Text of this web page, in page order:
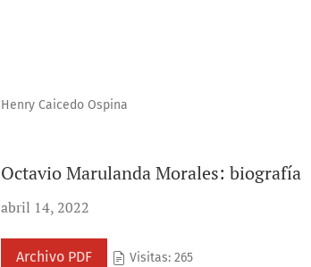
Henry Caicedo Ospina
Octavio Marulanda Morales: biografía
abril 14, 2022
Archivo PDF Visitas: 265